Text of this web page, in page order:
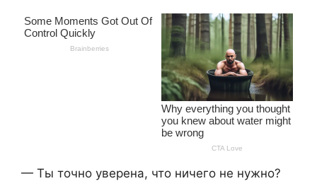
— Ты точно уверена, что ничего не нужно?